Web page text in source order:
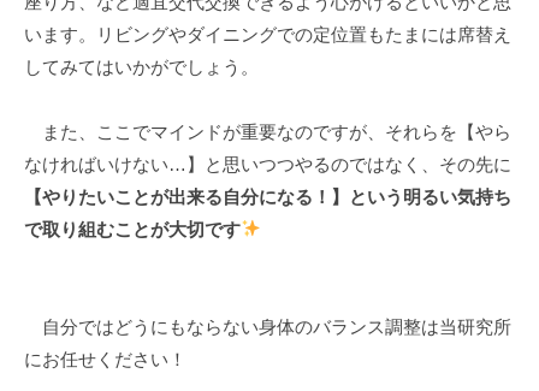
います。リビングやダイニングでの定位置もたまには席替え
してみてはいかがでしょう。
また、ここでマインドが重要なのですが、それらを【やら
なければいけない…】と思いつつやるのではなく、その先に
【やりたいことが出来る自分になる！】という明るい気持ち
で取り組むことが大切です
自分ではどうにもならない身体のバランス調整は当研究所
にお任せください！